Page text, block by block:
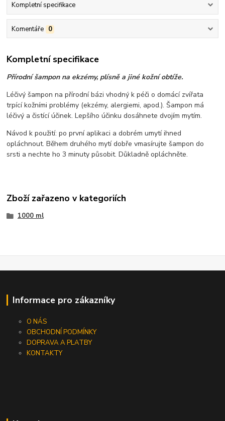
Kompletní specifikace
Komentáře 0
Kompletní specifikace
Přírodní šampon na ekzémy, plísně a jiné kožní obtíže.
Léčivý šampon na přírodní bázi vhodný k péči o domácí zvířata
trpící kožními problémy (ekzémy, alergiemi, apod.). Šampon má
léčivý a čistící účinek. Lepšího účinku dosáhnete dvojím mytím.
Návod k použití: po první aplikaci a dobrém umytí ihned
opláchnout. Během druhého mytí dobře vmasírujte šampon do
srsti a nechte ho 3 minuty působit. Důkladně opláchněte.
Zboží zařazeno v kategoriích
1000 ml
Informace pro zákazníky
O NÁS
OBCHODNÍ PODMÍNKY
DOPRAVA A PLATBY
KONTAKTY